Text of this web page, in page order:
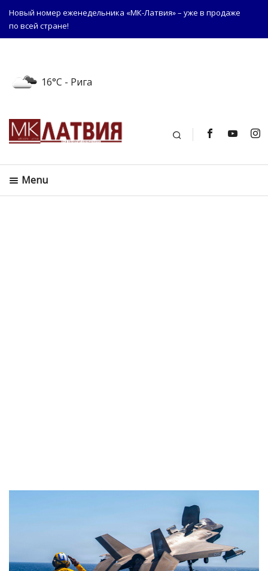
Новый номер еженедельника «МК-Латвия» – уже в продаже
по всей стране!
16°C - Рига
Поиск
Menu